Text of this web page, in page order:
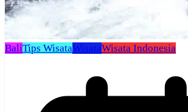
BaliTips WisataWisataWisata Indonesia